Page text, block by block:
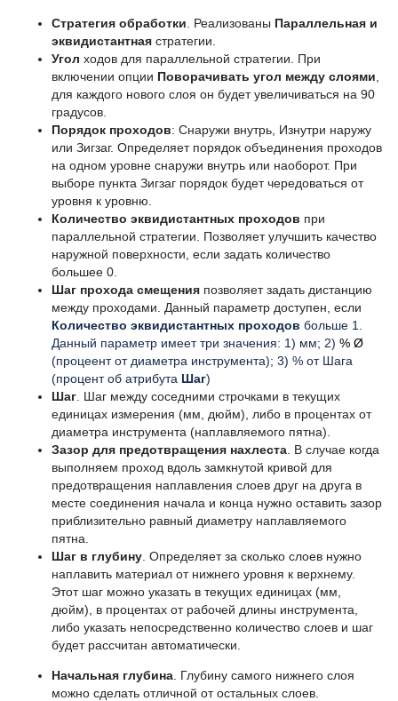
Стратегия обработки . Реализованы Параллельная и
эквидистантная стратегии.
Угол ходов для параллельной стратегии. При
включении опции Поворачивать угол между слоями
для каждого нового слоя он будет увеличиваться на 90
градусов.
Порядок проходов: Снаружи внутрь, Изнутри наружу
или Зигзаг. Определяет порядок объединения проходов
на одном уровне снаружи внутрь или наоборот. При
выборе пункта Зигзаг порядок будет чередоваться от
уровня к уровню.
Количество эквидистантных проходов при
параллельной стратегии. Позволяет улучшить качество
наружной поверхности, если задать количество
большее 0.
Шаг прохода смещения позволяет задать дистанцию
между проходами. Данный параметр доступен, если
Количество эквидистантных проходов больше 1.
Данный параметр имеет три значения: 1) мм; 2) % Ø
(процеент от диаметра инструмента); 3) % от Шага
(процент об атрибута Шаг)
Шаг . Шаг между соседними строчками в текущих
единицах измерения (мм, дюйм), либо в процентах от
диаметра инструмента (наплавляемого пятна).
Зазор для предотвращения нахлеста . В случае когда
выполняем проход вдоль замкнутой кривой для
предотвращения наплавления слоев друг на друга в
месте соединения начала и конца нужно оставить зазор
приблизительно равный диаметру наплавляемого
пятна.
Шаг в глубину . Определяет за сколько слоев нужно
наплавить материал от нижнего уровня к верхнему.
Этот шаг можно указать в текущих единицах (мм,
дюйм), в процентах от рабочей длины инструмента,
либо указать непосредственно количество слоев и шаг
будет рассчитан автоматически.
Начальная глубина . Глубину самого нижнего слоя
можно сделать отличной от остальных слоев.